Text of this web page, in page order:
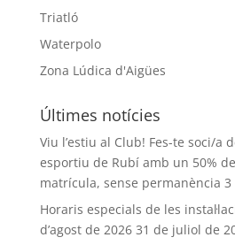
Triatló
Waterpolo
Zona Lúdica d'Aigües
Últimes notícies
Viu l’estiu al Club! Fes-te soci/a
esportiu de Rubí amb un 50%
matrícula, sense permanència 3
Horaris especials de les
d’agost de 2026 31 de juliol de